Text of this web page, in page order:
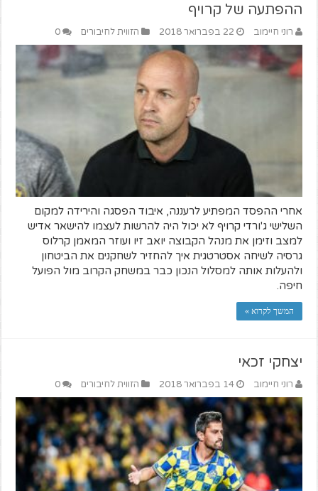
ההפתעה של קרויף
רוני חיימוב 22 בפברואר 2018 הזווית לחיבורים 0
אחרי ההפסד המפתיע לרעננה, איבוד הפסגה והירידה למקום
השלישי ג'ורדי קרויף לא יכול היה להרשות לעצמו להישאר אדיש
למצב וזימן את מנהל הקבוצה יואב זיו ועוזר המאמן קרלוס
גרסיה לשיחה אסטרטגית איך להחזיר לשחקנים את הביטחון
ולהעלות אותה למסלול הנכון כבר במשחק הקרוב מול הפועל
חיפה.
המשך לקרוא »
יצחקי זכאי
רוני חיימוב 14 בפברואר 2018 הזווית לחיבורים 0